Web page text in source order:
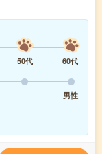
50代
60代
男性